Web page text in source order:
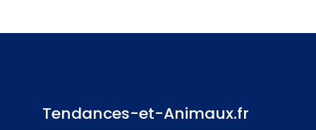
Tendances-et-Animaux.fr